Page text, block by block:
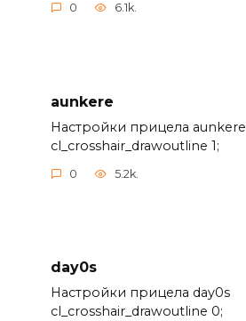
0 6.1k.
aunkere
Настройки прицела aunkere
cl_crosshair_drawoutline 1;
0 5.2k.
day0s
Настройки прицела day0s
cl_crosshair_drawoutline 0;